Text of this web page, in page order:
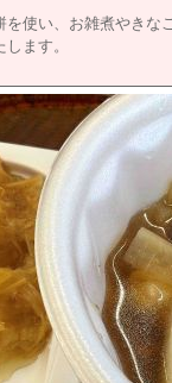
使い、お雑煮やきな
ます。